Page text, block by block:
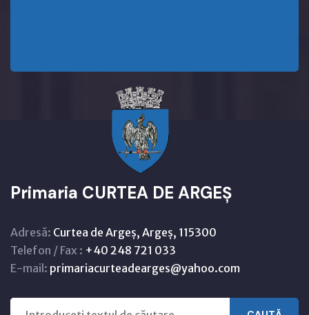
Primaria CURTEA DE ARGEȘ
Adresă: Curtea de Argeș, Argeș, 115300
Telefon / Fax : +40 248 721 033
E-mail: primariacurteadearges@yahoo.com